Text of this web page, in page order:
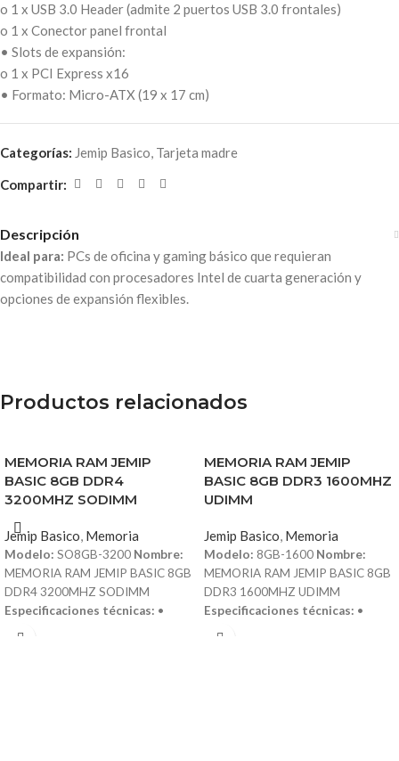
o 1 x USB 3.0 Header (admite 2 puertos USB 3.0 frontales)
o 1 x Conector panel frontal
• Slots de expansión:
o 1 x PCI Express x16
• Formato: Micro-ATX (19 x 17 cm)
Categorías: Jemip Basico, Tarjeta madre
Compartir:
Descripción
Ideal para: PCs de oficina y gaming básico que requieran
compatibilidad con procesadores Intel de cuarta generación y
opciones de expansión flexibles.
Productos relacionados
MEMORIA RAM JEMIP
BASIC 8GB DDR4
3200MHZ SODIMM
Jemip Basico, Memoria
Modelo: SO8GB-3200 Nombre:
MEMORIA RAM JEMIP BASIC 8GB
DDR4 3200MHZ SODIMM
Especificaciones técnicas: •
Capacidad: 8GB • Tipo de
MEMORIA RAM JEMIP
BASIC 8GB DDR3 1600MHZ
UDIMM
Jemip Basico, Memoria
Modelo: 8GB-1600 Nombre:
MEMORIA RAM JEMIP BASIC 8GB
DDR3 1600MHZ UDIMM
Especificaciones técnicas: •
Capacidad: 8GB • Tipo de